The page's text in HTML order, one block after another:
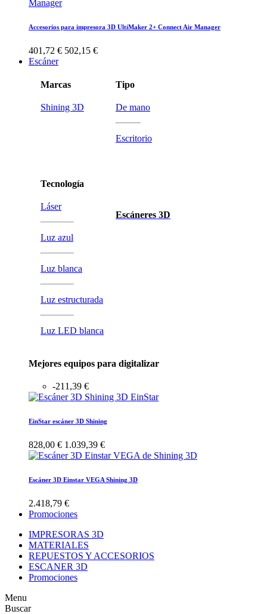
Accesorios para impresora 3D UltiMaker 2+ Connect Air Manager
401,72 € 502,15 €
Escáner
Marcas
Shining 3D
Tecnología
Láser
Luz azul
Luz blanca
Luz estructurada
Luz LED blanca
Tipo
De mano
Escritorio
Escáneres 3D
Mejores equipos para digitalizar
-211,39 €
EinStar escáner 3D Shining
828,00 € 1.039,39 €
Escáner 3D Einstar VEGA Shining 3D
2.418,79 €
Promociones
IMPRESORAS 3D
MATERIALES
REPUESTOS Y ACCESORIOS
ESCANER 3D
Promociones
Menu
Buscar